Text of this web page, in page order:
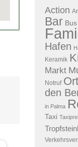
Action
Bar Bus
Hafen
Keramik
Markt
Notruf Ort
den
in Palma
Taxi